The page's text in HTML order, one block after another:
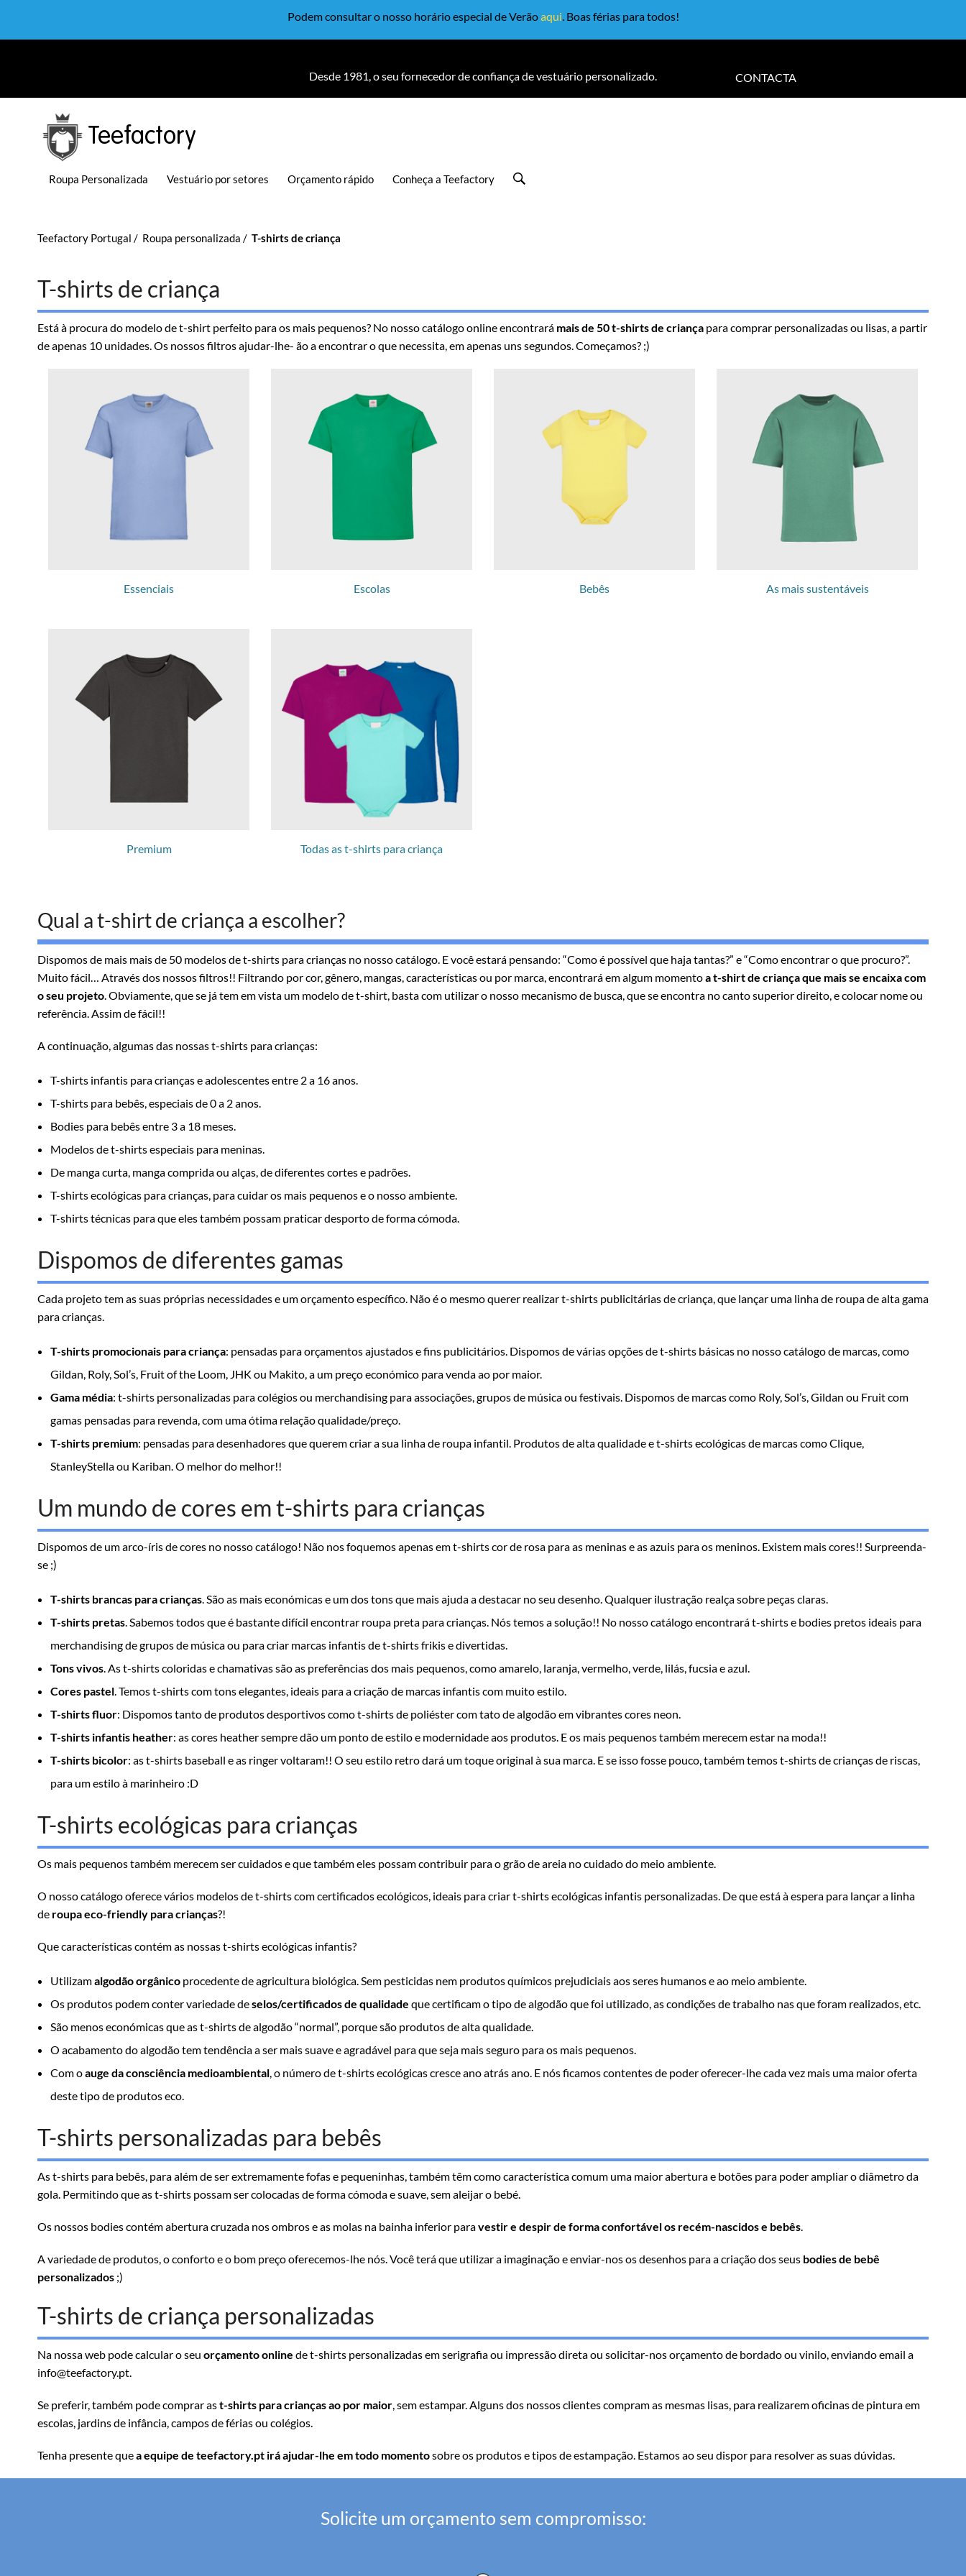
Podem consultar o nosso horário especial de Verãoaqui. Boas férias para todos!
Desde 1981, o seu fornecedor de confiança de vestuário personalizado. CONTACTA
Teefactory
Roupa Personalizada Vestuário por setores Orçamento rápido Conheça a Teefactory
Teefactory Portugal Roupa personalizada T-shirts de criança
T-shirts de criança
Está à procura do modelo de t-shirt perfeito para os mais pequenos? No nosso catálogo online encontrará mais de 50 t-shirts de criança para comprar personalizadas ou lisas, a partir
de apenas 10 unidades. Os nossos filtros ajudar-lhe- ão a encontrar o que necessita, em apenas uns segundos. Começamos? ;)
Essenciais Escolas Bebês As mais sustentáveis
Premium Todas as t-shirts para criança
Qual a t-shirt de criança a escolher?
Dispomos de mais mais de 50 modelos de t-shirts para crianças no nosso catálogo. E você estará pensando: “Como é possível que haja tantas?” e “Como encontrar o que procuro?”.
Muito fácil… Através dos nossos filtros!! Filtrando por cor, gênero, mangas, características ou por marca, encontrará em algum momentoa t-shirt de criança que mais se encaixa com
o seu projeto. Obviamente, que se já tem em vista um modelo de t-shirt, basta com utilizar o nosso mecanismo de busca, que se encontra no canto superior direito, e colocar nome ou
referência. Assim de fácil!!
A continuação, algumas das nossas t-shirts para crianças:
T-shirts infantis para crianças e adolescentes entre 2 a 16 anos.
T-shirts para bebês, especiais de 0 a 2 anos.
Bodies para bebês entre 3 a 18 meses.
Modelos de t-shirts especiais para meninas.
De manga curta, manga comprida ou alças, de diferentes cortes e padrões.
T-shirts ecológicas para crianças, para cuidar os mais pequenos e o nosso ambiente.
T-shirts técnicas para que eles também possam praticar desporto de forma cómoda.
Dispomos de diferentes gamas
Cada projeto tem as suas próprias necessidades e um orçamento específico. Não é o mesmo querer realizar t-shirts publicitárias de criança, que lançar uma linha de roupa de alta gama
para crianças.
T-shirts promocionais para criança: pensadas para orçamentos ajustados e fins publicitários. Dispomos de várias opções de t-shirts básicas no nosso catálogo de marcas, como
Gildan, Roly, Sol’s, Fruit of the Loom, JHK ou Makito, a um preço económico para venda ao por maior.
Gama média: t-shirts personalizadas para colégios ou merchandising para associações, grupos de música ou festivais. Dispomos de marcas como Roly, Sol’s, Gildan ou Fruit com
gamas pensadas para revenda, com uma ótima relação qualidade/preço.
T-shirts premium: pensadas para desenhadores que querem criar a sua linha de roupa infantil. Produtos de alta qualidade e t-shirts ecológicas de marcas como Clique,
StanleyStella ou Kariban. O melhor do melhor!!
Um mundo de cores em t-shirts para crianças
Dispomos de um arco-íris de cores no nosso catálogo! Não nos foquemos apenas em t-shirts cor de rosa para as meninas e as azuis para os meninos. Existem mais cores!! Surpreenda-
se ;)
T-shirts brancas para crianças. São as mais económicas e um dos tons que mais ajuda a destacar no seu desenho. Qualquer ilustração realça sobre peças claras.
T-shirts pretas. Sabemos todos que é bastante difícil encontrar roupa preta para crianças. Nós temos a solução!! No nosso catálogo encontrará t-shirts e bodies pretos ideais para
merchandising de grupos de música ou para criar marcas infantis de t-shirts frikis e divertidas.
Tons vivos. As t-shirts coloridas e chamativas são as preferências dos mais pequenos, como amarelo, laranja, vermelho, verde, lilás, fucsia e azul.
Cores pastel. Temos t-shirts com tons elegantes, ideais para a criação de marcas infantis com muito estilo.
T-shirts fluor: Dispomos tanto de produtos desportivos como t-shirts de poliéster com tato de algodão em vibrantes cores neon.
T-shirts infantis heather: as cores heather sempre dão um ponto de estilo e modernidade aos produtos. E os mais pequenos também merecem estar na moda!!
T-shirts bicolor: as t-shirts baseball e as ringer voltaram!! O seu estilo retro dará um toque original à sua marca. E se isso fosse pouco, também temos t-shirts de crianças de riscas,
para um estilo à marinheiro :D
T-shirts ecológicas para crianças
Os mais pequenos também merecem ser cuidados e que também eles possam contribuir para o grão de areia no cuidado do meio ambiente.
O nosso catálogo oferece vários modelos de t-shirts com certificados ecológicos, ideais para criar t-shirts ecológicas infantis personalizadas. De que está à espera para lançar a linha
de roupa eco-friendly para crianças?!
Que características contém as nossas t-shirts ecológicas infantis?
Utilizamalgodão orgânicoprocedente de agricultura biológica. Sem pesticidas nem produtos químicos prejudiciais aos seres humanos e ao meio ambiente.
Os produtos podem conter variedade deselos/certificados de qualidade que certificam o tipo de algodão que foi utilizado, as condições de trabalho nas que foram realizados, etc.
São menos económicas que as t-shirts de algodão “normal”, porque são produtos de alta qualidade.
O acabamento do algodão tem tendência a ser mais suave e agradável para que seja mais seguro para os mais pequenos.
Com oauge da consciência medioambiental, o número de t-shirts ecológicas cresce ano atrás ano. E nós ficamos contentes de poder oferecer-lhe cada vez mais uma maior oferta
deste tipo de produtos eco.
T-shirts personalizadas para bebês
As t-shirts para bebês, para além de ser extremamente fofas e pequeninhas, também têm como característica comum uma maior abertura e botões para poder ampliar o diâmetro da
gola. Permitindo que as t-shirts possam ser colocadas de forma cómoda e suave, sem aleijar o bebé.
Os nossos bodies contém abertura cruzada nos ombros e as molas na bainha inferior paravestir e despir de forma confortável os recém-nascidos e bebês.
A variedade de produtos, o conforto e o bom preço oferecemos-lhe nós. Você terá que utilizar a imaginação e enviar-nos os desenhos para a criação dos seus bodies de bebê
personalizados ;)
T-shirts de criança personalizadas
Na nossa web pode calcular o seu orçamento online de t-shirts personalizadas em serigrafia ou impressão direta ou solicitar-nos orçamento de bordado ou vinilo, enviando email a
info@teefactory.pt.
Se preferir, também pode comprar ast-shirts para crianças ao por maior, sem estampar. Alguns dos nossos clientes compram as mesmas lisas, para realizarem oficinas de pintura em
escolas, jardins de infância, campos de férias ou colégios.
Tenha presente quea equipe de teefactory.pt irá ajudar-lhe em todo momentosobre os produtos e tipos de estampação. Estamos ao seu dispor para resolver as suas dúvidas.
Solicite um orçamento sem compromisso: